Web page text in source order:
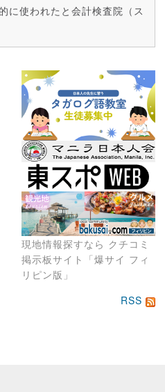
現地情報探すなら クチコミ
掲示板サイト「爆サイ フィ
リピン版」
に使われたと会計検査院（ス
RSS